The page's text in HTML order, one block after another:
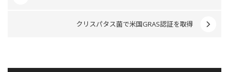
クリスパタス菌で米国GRAS認証を取得